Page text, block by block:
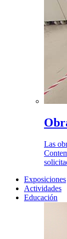
Las
Exposiciones
Actividades
Educación